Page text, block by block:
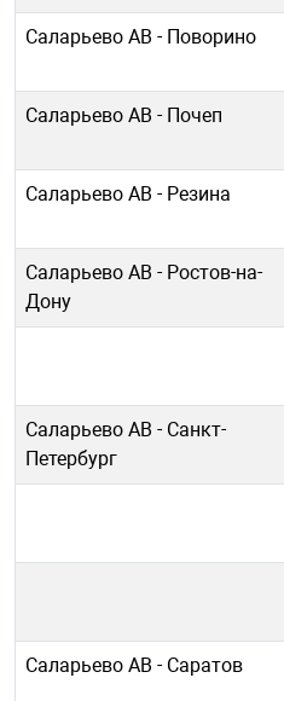
Саларьево АВ - Поворино
Саларьево АВ - Почеп
Саларьево АВ - Резина
Саларьево АВ - Ростов-на-
Дону
Саларьево АВ - Санкт-
Петербург
Саларьево АВ - Саратов